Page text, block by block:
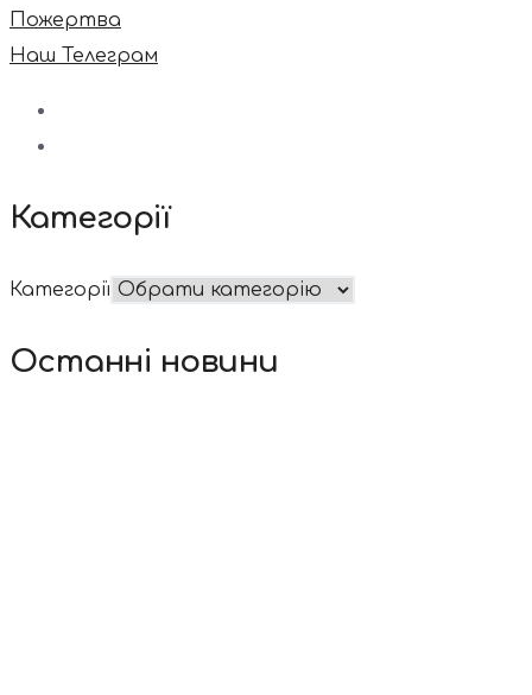
Пожертва
Наш Телеграм
Категорії
Категорії
Останні новини